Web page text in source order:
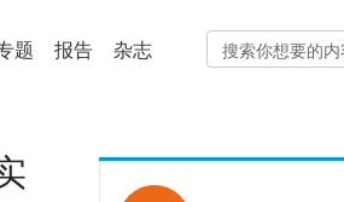
题 报告 杂志